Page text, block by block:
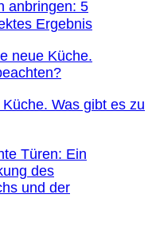
anbringen: 5
Ergebnis
Was gibt es zu